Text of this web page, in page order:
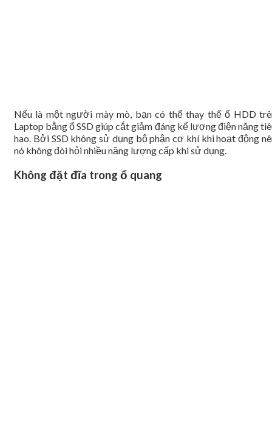
Nếu là một người mày mò, bạn có thể thay thế ổ HDD
Laptop bằng ổ SSD giúp cắt giảm đáng kể lượng điện năng
hao. Bởi SSD không sử dụng bộ phận cơ khí khi hoạt động
nó không đòi hỏi nhiều năng lượng cấp khi sử dụng.
Không đặt đĩa trong ổ quang